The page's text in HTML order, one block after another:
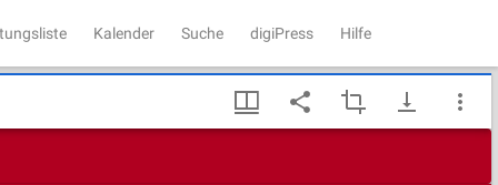
Kalender Suche digiPress Hilfe